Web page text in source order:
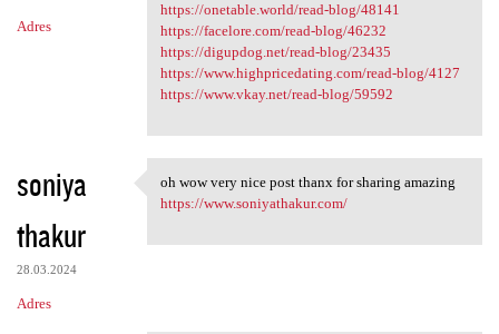
Adres
https://onetable.world/read-blog/48141
https://facelore.com/read-blog/46232
https://digupdog.net/read-blog/23435
https://www.highpricedating.com/read-blog/4127
https://www.vkay.net/read-blog/59592
soniya
thakur
28.03.2024
Adres
oh wow very nice post thanx
oh wow very nice post thanx for sharing amazing
https://www.soniyathakur.com/